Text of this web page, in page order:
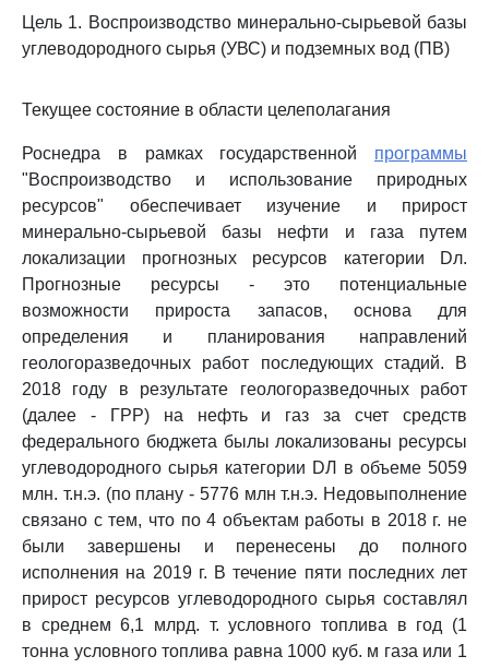
Цель 1. Воспроизводство минерально-сырьевой базы
углеводородного сырья (УВС) и подземных вод (ПВ)
Текущее состояние в области целеполагания
Роснедра в рамках государственной программы
"Воспроизводство и использование природных
ресурсов" обеспечивает изучение и прирост
минерально-сырьевой базы нефти и газа путем
локализации прогнозных ресурсов категории Dл.
Прогнозные ресурсы - это потенциальные
возможности прироста запасов, основа для
определения и планирования направлений
геологоразведочных работ последующих стадий. В
2018 году в результате геологоразведочных работ
(далее - ГРР) на нефть и газ за счет средств
федерального бюджета былы локализованы ресурсы
углеводородного сырья категории DЛ в объеме 5059
млн. т.н.э. (по плану - 5776 млн т.н.э. Недовыполнение
связано с тем, что по 4 объектам работы в 2018 г. не
были завершены и перенесены до полного
исполнения на 2019 г. В течение пяти последних лет
прирост ресурсов углеводородного сырья составлял
в среднем 6,1 млрд. т. условного топлива в год (1
тонна условного топлива равна 1000 куб. м газа или 1